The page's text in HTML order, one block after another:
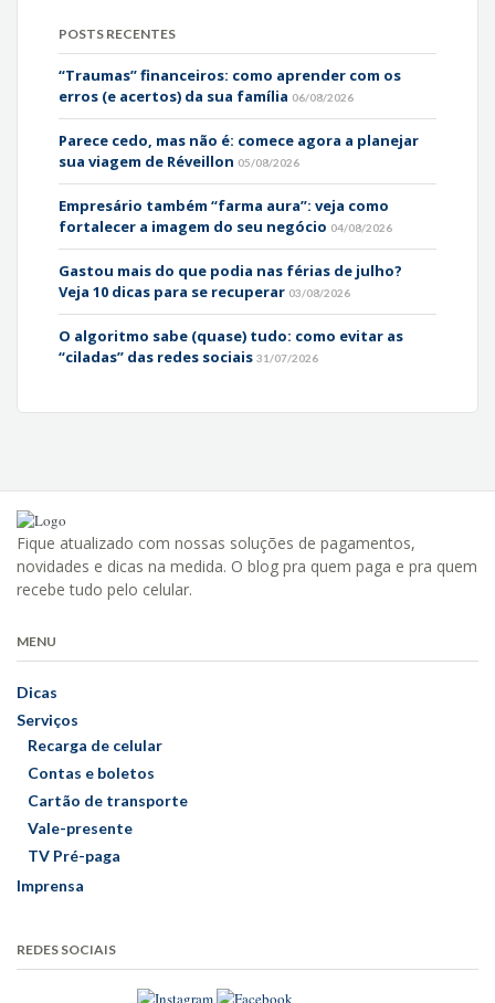
POSTS RECENTES
“Traumas” financeiros: como aprender com os
erros (e acertos) da sua família 06/08/2026
Parece cedo, mas não é: comece agora a planejar
sua viagem de Réveillon 05/08/2026
Empresário também “farma aura”: veja como
fortalecer a imagem do seu negócio 04/08/2026
Gastou mais do que podia nas férias de julho?
Veja 10 dicas para se recuperar 03/08/2026
O algoritmo sabe (quase) tudo: como evitar as
“ciladas” das redes sociais 31/07/2026
Fique atualizado com nossas soluções de pagamentos,
novidades e dicas na medida. O blog pra quem paga e pra quem
recebe tudo pelo celular.
MENU
Dicas
Serviços
Recarga de celular
Contas e boletos
Cartão de transporte
Vale-presente
TV Pré-paga
Imprensa
REDES SOCIAIS